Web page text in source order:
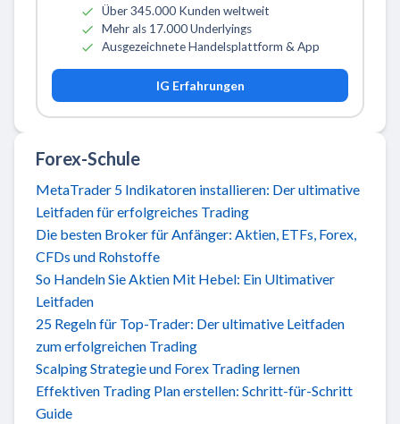
Über 345.000 Kunden weltweit
Mehr als 17.000 Underlyings
Ausgezeichnete Handelsplattform & App
IG Erfahrungen
Forex-Schule
MetaTrader 5 Indikatoren installieren: Der ultimative
Leitfaden für erfolgreiches Trading
Die besten Broker für Anfänger: Aktien, ETFs, Forex,
CFDs und Rohstoffe
So Handeln Sie Aktien Mit Hebel: Ein Ultimativer
Leitfaden
25 Regeln für Top-Trader: Der ultimative Leitfaden
zum erfolgreichen Trading
Scalping Strategie und Forex Trading lernen
Effektiven Trading Plan erstellen: Schritt-für-Schritt
Guide